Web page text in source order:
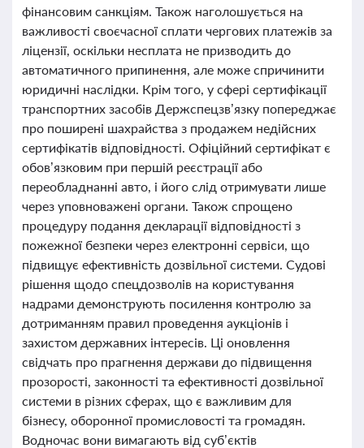
фінансовим санкціям. Також наголошується на
важливості своєчасної сплати чергових платежів за
ліцензії, оскільки несплата не призводить до
автоматичного припинення, але може спричинити
юридичні наслідки. Крім того, у сфері сертифікації
транспортних засобів Держспецзв’язку попереджає
про поширені шахрайства з продажем недійсних
сертифікатів відповідності. Офіційний сертифікат є
обов’язковим при першій реєстрації або
переобладнанні авто, і його слід отримувати лише
через уповноважені органи. Також спрощено
процедуру подання декларації відповідності з
пожежної безпеки через електронні сервіси, що
підвищує ефективність дозвільної системи. Судові
рішення щодо спецдозволів на користування
надрами демонструють посилення контролю за
дотриманням правил проведення аукціонів і
захистом державних інтересів. Ці оновлення
свідчать про прагнення держави до підвищення
прозорості, законності та ефективності дозвільної
системи в різних сферах, що є важливим для
бізнесу, оборонної промисловості та громадян.
Водночас вони вимагають від суб’єктів